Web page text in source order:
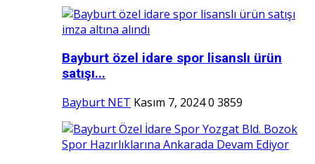
Bayburt özel idare spor lisanslı ürün
satışı...
Bayburt NET Kasım 7, 20240 3859